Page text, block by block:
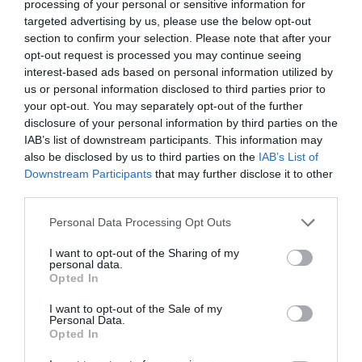
processing of your personal or sensitive information for
targeted advertising by us, please use the below opt-out
section to confirm your selection. Please note that after your
opt-out request is processed you may continue seeing
interest-based ads based on personal information utilized by
us or personal information disclosed to third parties prior to
your opt-out. You may separately opt-out of the further
disclosure of your personal information by third parties on the
IAB’s list of downstream participants. This information may
also be disclosed by us to third parties on the IAB’s List of
Downstream Participants that may further disclose it to other
Personal Data Processing Opt Outs
I want to opt-out of the Sharing of my
personal data.
Opted In
I want to opt-out of the Sale of my
Personal Data.
Opted In
sobre les possibilitats que ofereix la tecnologia
per a treballar en equip.
Quan li pregunte a un directiu de banca si és
necessària la tornada dels equips de direcció als
serveis centrals o si es pot continuar així, la seua
resposta no pot ser més reveladora. “Jo crec que
no podem seguir així. Hi haurà un punt intermedi
entre el 100% presencial i el 100% remot. En la
situació actual, crec que els equips perden
equips més transversals, amb els quals no tens
reunions periòdiques però t'amplien la visió”.
Òbviament, una bona conversa a pocs
centímetres aporta a nivell sensorial, però ben